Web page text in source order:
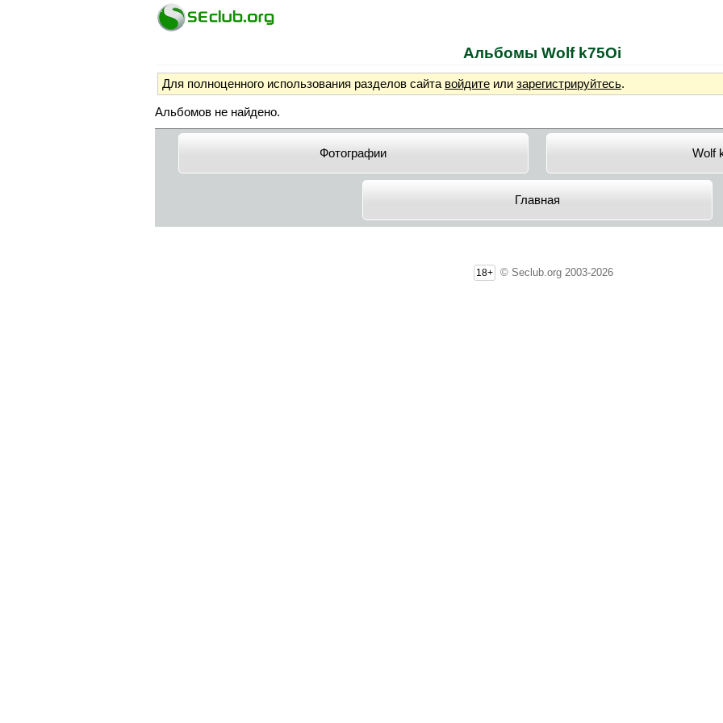
Альбомы Wolf k75Oi
Для полноценного использования разделов сайта войдите или зарегистрируйтесь.
Альбомов не найдено.
Фотографии Wolf
Главная
18+ © Seclub.org 2003-2026